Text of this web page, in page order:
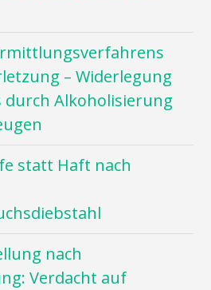
– Widerlegung
durch Alkoholisierung
statt Haft nach
nach
Verdacht auf